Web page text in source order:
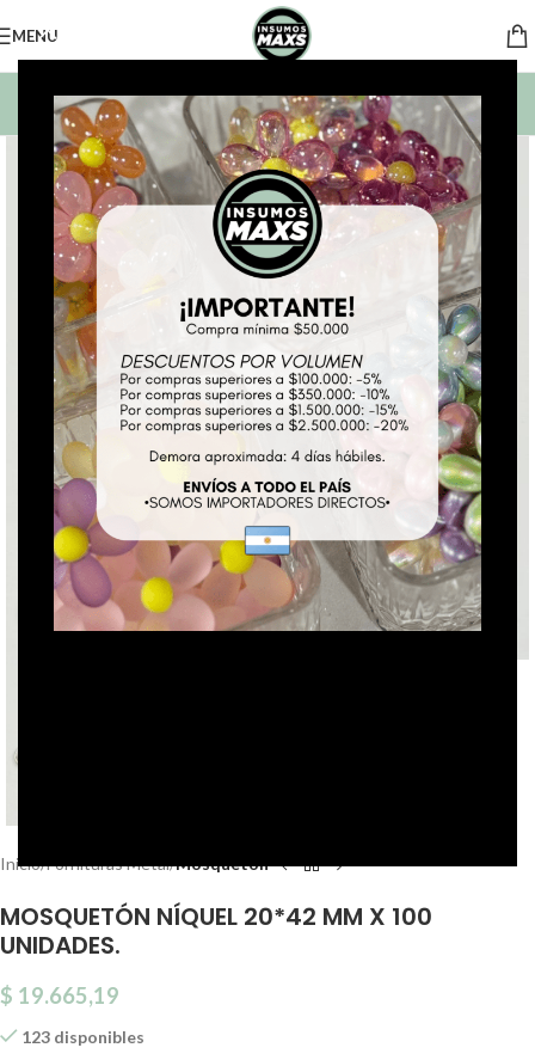
MENU
BUSCAR PRODUCTOS
Click to enlarge
Inicio Fornituras Metal Mosquetón
MOSQUETÓN NÍQUEL 20*42 MM X 100
UNIDADES.
$ 19.665,19
123 disponibles